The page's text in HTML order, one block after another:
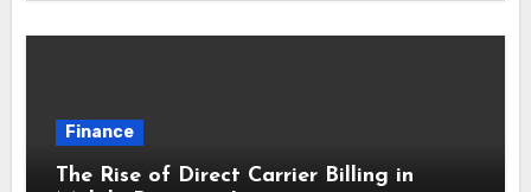
Finance
The Rise of Direct Carrier Billing in